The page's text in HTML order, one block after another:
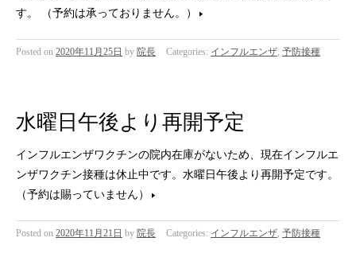
す。 （予約は承っておりません。）
Posted on 2020年11月25日 by 院長 Categories: インフルエンザ, 予防接種
水曜日午後より再開予定
インフルエンザワクチンの院内在庫がないため、現在インフルエ
ンザワクチン接種は休止中です。水曜日午後より再開予定です。
（予約は賜っていません）
Posted on 2020年11月21日 by 院長 Categories: インフルエンザ, 予防接種